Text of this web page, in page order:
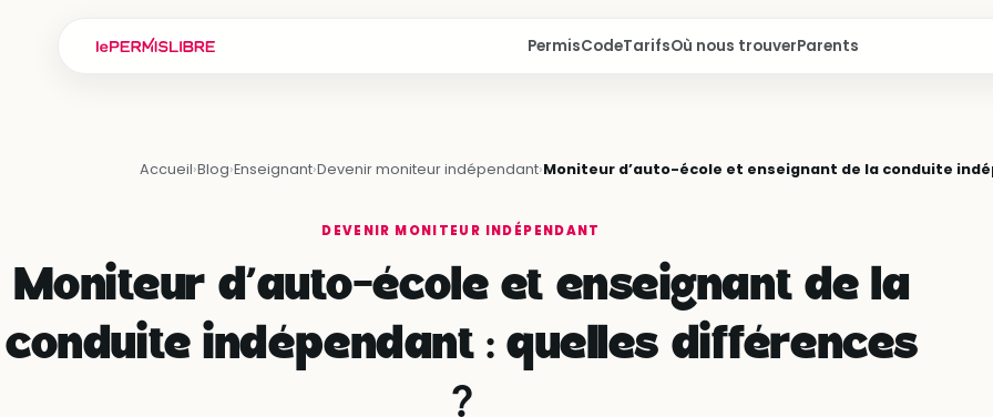
PermisCodeTarifsOù nous trouverParents
Accueil›Blog›Enseignant›Devenir moniteur indépendant›Moniteur d’auto-école et enseignant de la conduite
DEVENIR MONITEUR INDÉPENDANT
Moniteur d’auto-école et enseignant de la
conduite indépendant : quelles différences
?